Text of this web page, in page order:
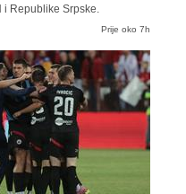
i Republike Srpske.
Prije oko 7h